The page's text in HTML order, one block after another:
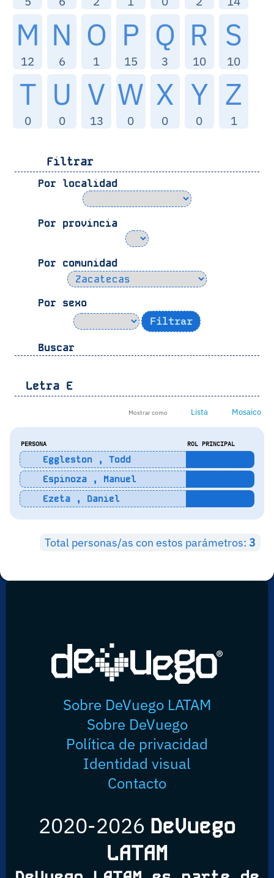
M
12
N
6
O
1
P
15
Q
3
R
10
S
10
T
0
U
0
V
13
W
0
X
0
Y
0
Z
1
Filtrar
Por localidad
Por provincia
Por comunidad
Por sexo
Buscar
Letra E
Mostrar como Lista Mosaico
PERSONA ROL PRINCIPAL
Eggleston , Todd
Espinoza , Manuel
Ezeta , Daniel
Total personas/as con estos parámetros: 3
Sobre DeVuego LATAM
Sobre DeVuego
Política de privacidad
Identidad visual
Contacto
2020-2026 DeVuego
LATAM